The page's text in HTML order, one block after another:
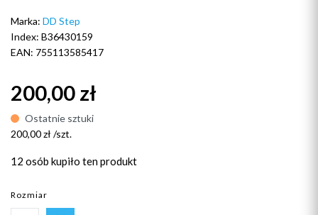
Marka: DD Step
Index: B36430159
EAN: 755113585417
200,00 zł
Ostatnie sztuki
200,00 zł /szt.
12 osób kupiło ten produkt
Rozmiar